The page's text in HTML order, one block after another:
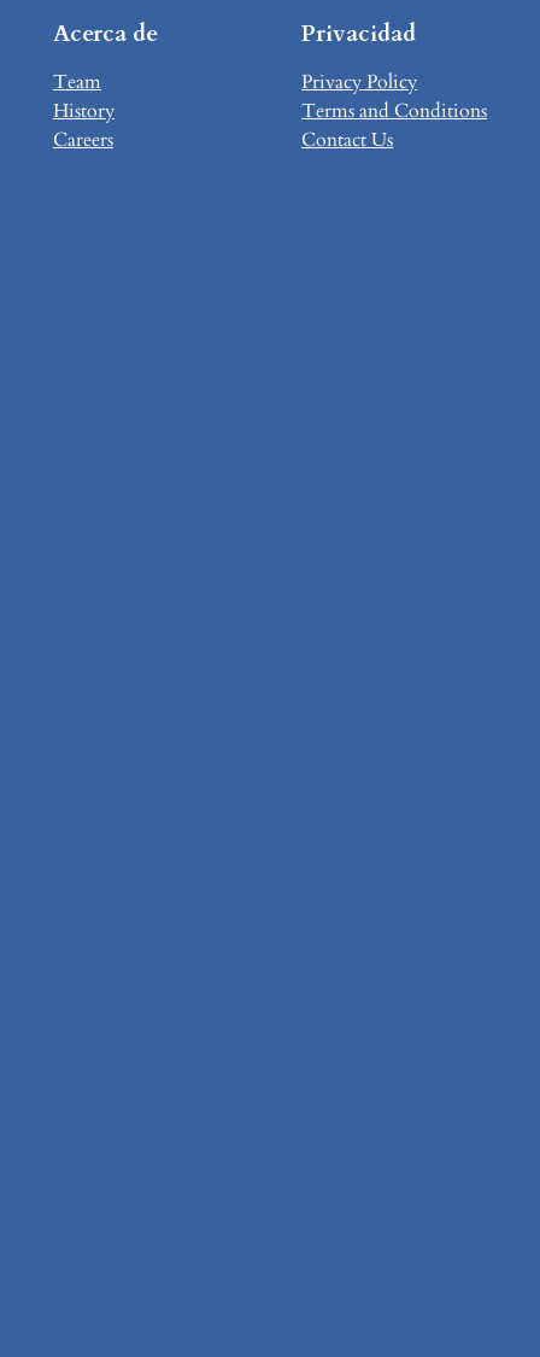
Acerca de
Team
History
Careers
Privacidad
Privacy Policy
Terms and Conditions
Contact Us